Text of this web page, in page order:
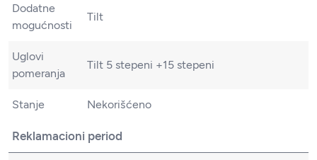
Dodatne
mogućnosti
Tilt
Uglovi
pomeranja
Tilt 5 stepeni +15 stepeni
Stanje Nekorišćeno
Reklamacioni period